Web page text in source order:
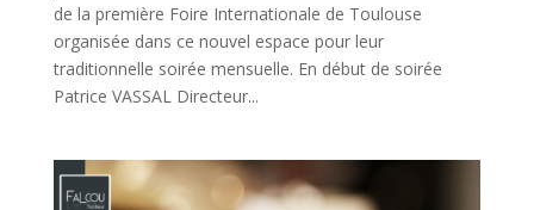
de la première Foire Internationale de Toulouse
organisée dans ce nouvel espace pour leur
traditionnelle soirée mensuelle. En début de soirée
Patrice VASSAL Directeur...